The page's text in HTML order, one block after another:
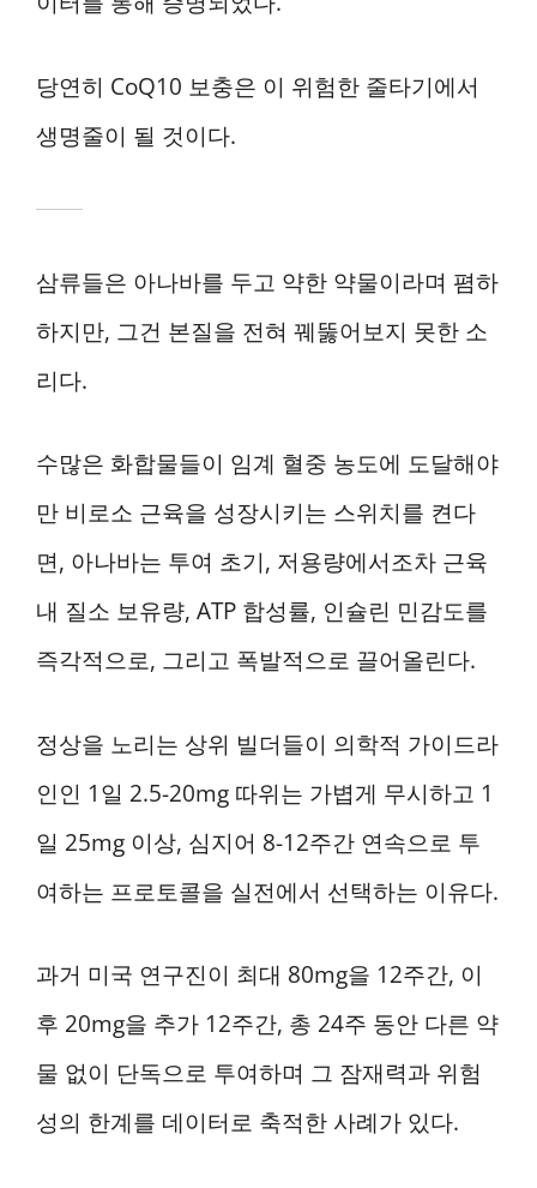
당연히 CoQ10 보충은 이 위험한 줄타기에서
생명줄이 될 것이다.
삼류들은 아나바를 두고 약한 약물이라며 폄하
하지만, 그건 본질을 전혀 꿰뚫어보지 못한 소
리다.
수많은 화합물들이 임계 혈중 농도에 도달해야
만 비로소 근육을 성장시키는 스위치를 켠다
면, 아나바는 투여 초기, 저용량에서조차 근육
내 질소 보유량, ATP 합성률, 인슐린 민감도를
즉각적으로, 그리고 폭발적으로 끌어올린다.
정상을 노리는 상위 빌더들이 의학적 가이드라
인인 1일 2.5-20mg 따위는 가볍게 무시하고 1
일 25mg 이상, 심지어 8-12주간 연속으로 투
여하는 프로토콜을 실전에서 선택하는 이유다.
과거 미국 연구진이 최대 80mg을 12주간, 이
후 20mg을 추가 12주간, 총 24주 동안 다른 약
물 없이 단독으로 투여하며 그 잠재력과 위험
성의 한계를 데이터로 축적한 사례가 있다.